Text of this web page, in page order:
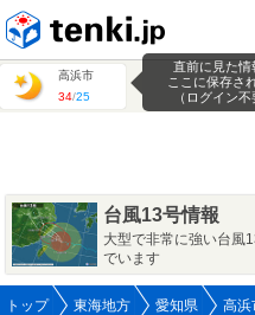
高浜市
34/25
直前に見た情
ここに保存さ
（ログイン不
台風13号情報
大型で非常に強い台風
でいます
トップ 東海地方 愛知県 高浜